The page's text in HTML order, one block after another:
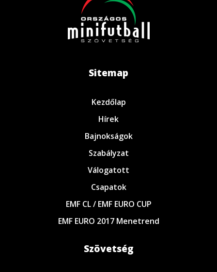
Sitemap
Kezdőlap
Hírek
Bajnokságok
Szabályzat
Válogatott
Csapatok
EMF CL / EMF EURO CUP
EMF EURO 2017 Menetrend
Szövetség